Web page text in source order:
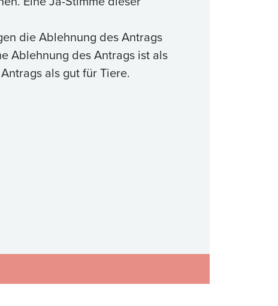
die Ablehnung des Antrags
Ablehnung des Antrags ist als
als gut für Tiere.